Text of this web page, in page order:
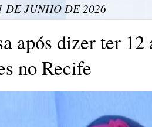
DE JUNHO DE 2026
após dizer ter 12
no Recife